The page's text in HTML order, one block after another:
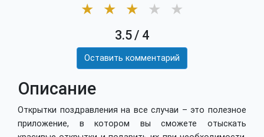
★ ★ ★ ★ ★
3.5/ 4
Оставить комментарий
Описание
Открытки поздравления на все случаи – это полезное
приложение, в котором вы сможете отыскать